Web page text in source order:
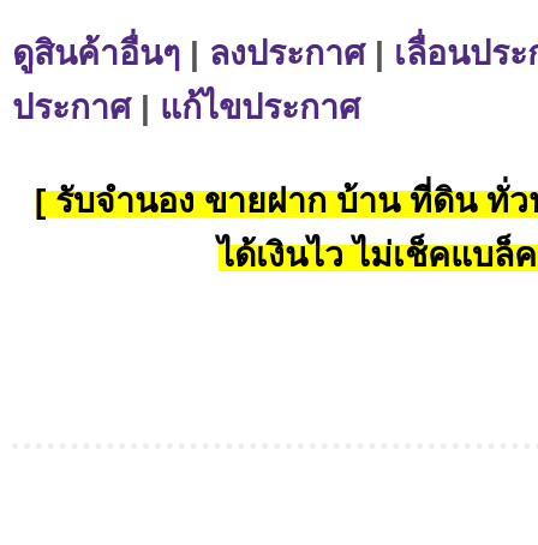
ดูสินค้าอื่นๆ | ลงประกาศ| เลื่อนปร
ประกาศ| แก้ไขประกาศ
[ รับจำนอง ขายฝาก บ้าน ที่ดิน ทั่ว
ได้เงินไว ไม่เช็คแบล็